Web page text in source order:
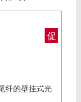
促
纤的壁挂式光